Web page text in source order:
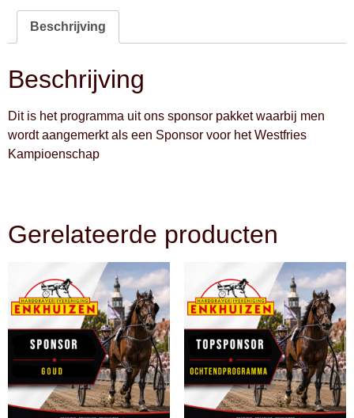
Beschrijving
Beschrijving
Dit is het programma uit ons sponsor pakket waarbij men
wordt aangemerkt als een Sponsor voor het Westfries
Kampioenschap
Gerelateerde producten